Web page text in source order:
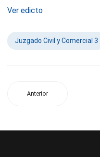
Ver edicto
Juzgado Civil y Comercial 3
Anterior